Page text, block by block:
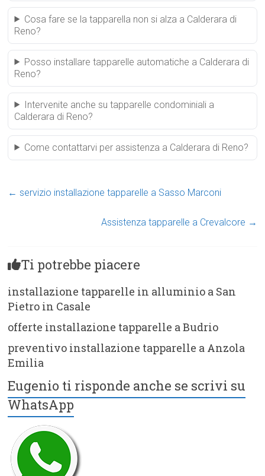
Cosa fare se la tapparella non si alza a Calderara di
Reno?
Posso installare tapparelle automatiche a Calderara di
Reno?
Intervenite anche su tapparelle condominiali a
Calderara di Reno?
Come contattarvi per assistenza a Calderara di Reno?
← servizio installazione tapparelle a Sasso Marconi
Assistenza tapparelle a Crevalcore →
Ti potrebbe piacere
installazione tapparelle in alluminio a San
Pietro in Casale
offerte installazione tapparelle a Budrio
preventivo installazione tapparelle a Anzola
Emilia
Eugenio ti risponde anche se scrivi su
WhatsApp